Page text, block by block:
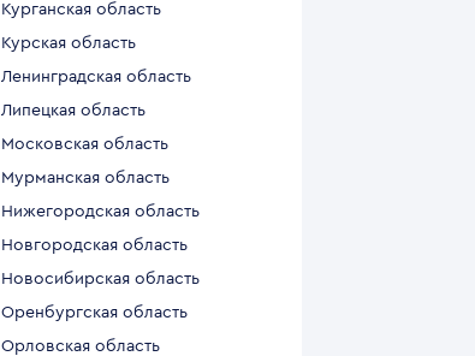
Курганская область
Курская область
Ленинградская область
Липецкая область
Московская область
Мурманская область
Нижегородская область
Новгородская область
Новосибирская область
Оренбургская область
Орловская область